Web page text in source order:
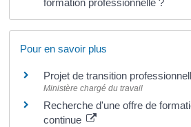
Pour en savoir plus
Projet de transition
Ministère chargé du travail
Recherche d'une offre de
continue